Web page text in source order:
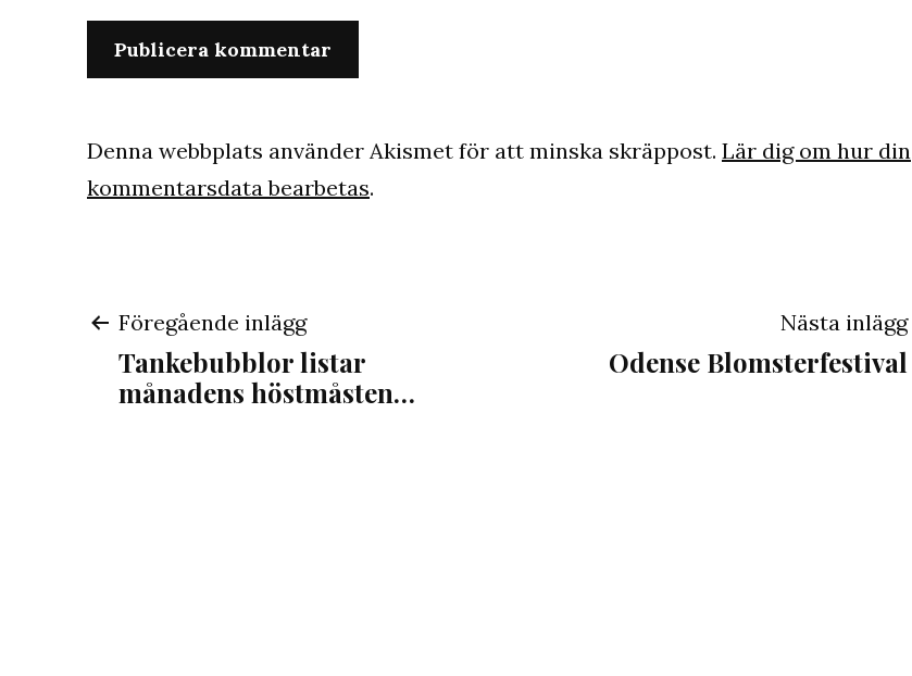
Denna webbplats använder Akismet för att minska skräppost. Lär dig om hur din
kommentarsdata bearbetas.
Inläggsnavigering
Föregående inlägg
Tankebubblor listar
månadens höstmåsten…
Nästa inlägg
Odense Blomsterfestival